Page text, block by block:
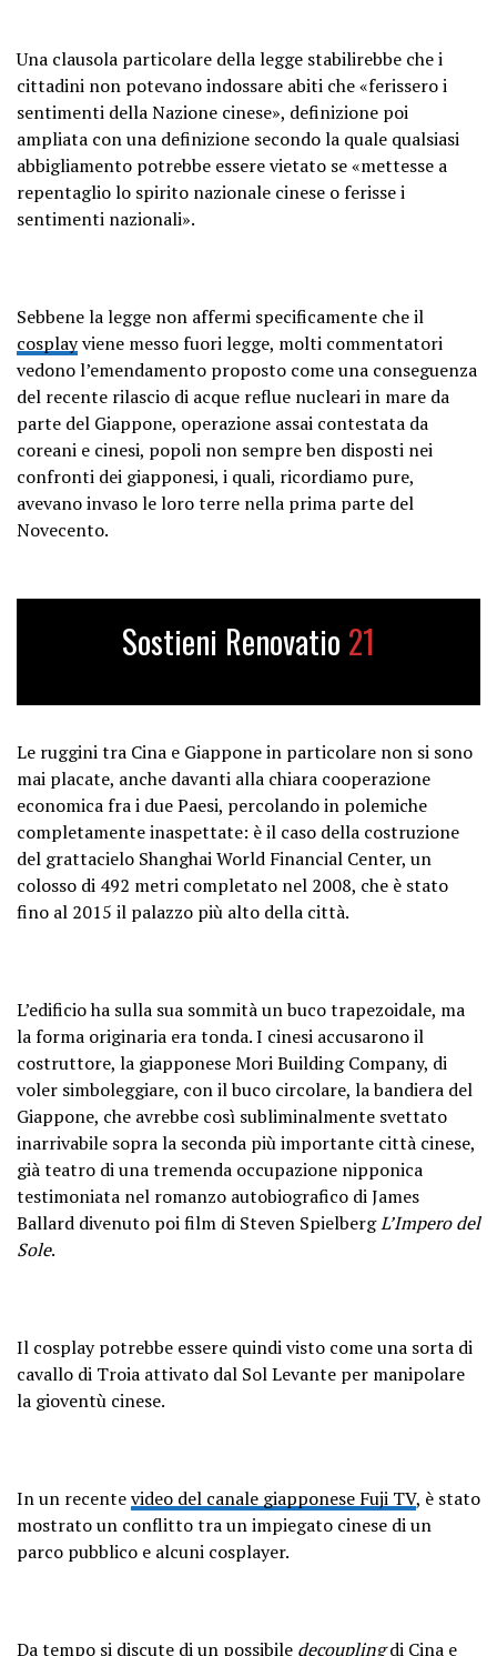
Una clausola particolare della legge stabilirebbe che i
cittadini non potevano indossare abiti che «ferissero i
sentimenti della Nazione cinese», definizione poi
ampliata con una definizione secondo la quale qualsiasi
abbigliamento potrebbe essere vietato se «mettesse a
repentaglio lo spirito nazionale cinese o ferisse i
sentimenti nazionali».
Sebbene la legge non affermi specificamente che il
cosplayviene messo fuori legge, molti commentatori
vedono l’emendamento proposto come una conseguenza
del recente rilascio di acque reflue nucleari in mare da
parte del Giappone, operazione assai contestata da
coreani e cinesi, popoli non sempre ben disposti nei
confronti dei giapponesi, i quali, ricordiamo pure,
avevano invaso le loro terre nella prima parte del
Novecento.
Sostieni Renovatio 21
Le ruggini tra Cina e Giappone in particolare non si sono
mai placate, anche davanti alla chiara cooperazione
economica fra i due Paesi, percolando in polemiche
completamente inaspettate: è il caso della costruzione
del grattacielo Shanghai World Financial Center, un
colosso di 492 metri completato nel 2008, che è stato
fino al 2015 il palazzo più alto della città.
L’edificio ha sulla sua sommità un buco trapezoidale, ma
la forma originaria era tonda. I cinesi accusarono il
costruttore, la giapponese Mori Building Company, di
voler simboleggiare, con il buco circolare, la bandiera del
Giappone, che avrebbe così subliminalmente svettato
inarrivabile sopra la seconda più importante città cinese,
già teatro di una tremenda occupazione nipponica
testimoniata nel romanzo autobiografico di James
Ballard divenuto poi film di Steven SpielbergL’Impero del
Sole.
Il cosplay potrebbe essere quindi visto come una sorta di
cavallo di Troia attivato dal Sol Levante per manipolare
la gioventù cinese.
In un recentevideo del canale giapponese Fuji TV, è stato
mostrato un conflitto tra un impiegato cinese di un
parco pubblico e alcuni cosplayer.
Da tempo si discute di un possibile decouplingdi Cina e